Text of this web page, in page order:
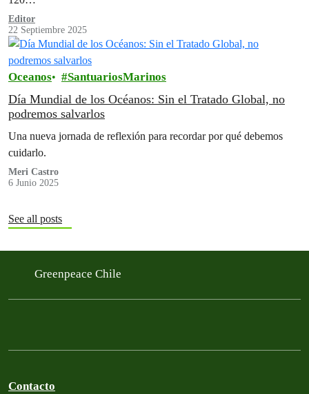
Editor
22 Septiembre 2025
Oceanos SantuariosMarinos
Día Mundial de los Océanos: Sin el Tratado Global, no
podremos salvarlos
Una nueva jornada de reflexión para recordar por qué debemos
cuidarlo.
Meri Castro
6 Junio 2025
See all posts
Greenpeace Chile
Contacto